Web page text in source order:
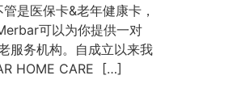
是医保卡&老年健康卡，
可以为你提供一对
服务机构。自成立以来我
HOME CARE […]